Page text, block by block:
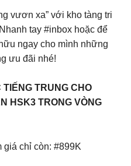
vươn xa” với kho tàng tri
tay #inbox hoặc để
ngay cho mình những
ưu đãi nhé!
TRUNG CHO
HSK3 TRONG VÒNG
giá chỉ còn: #899K